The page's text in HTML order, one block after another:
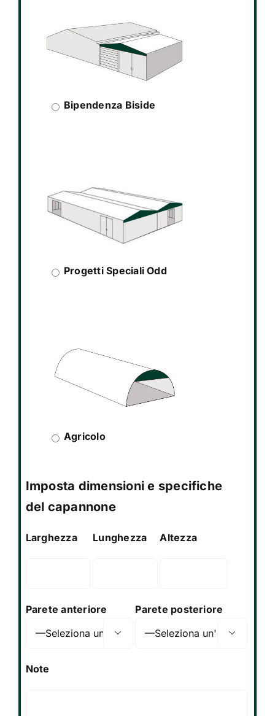
Bipendenza Biside
Progetti Speciali Odd
Agricolo
Imposta dimensioni e specifiche
del capannone
Larghezza Lunghezza Altezza
Parete anteriore

Parete posteriore

Note